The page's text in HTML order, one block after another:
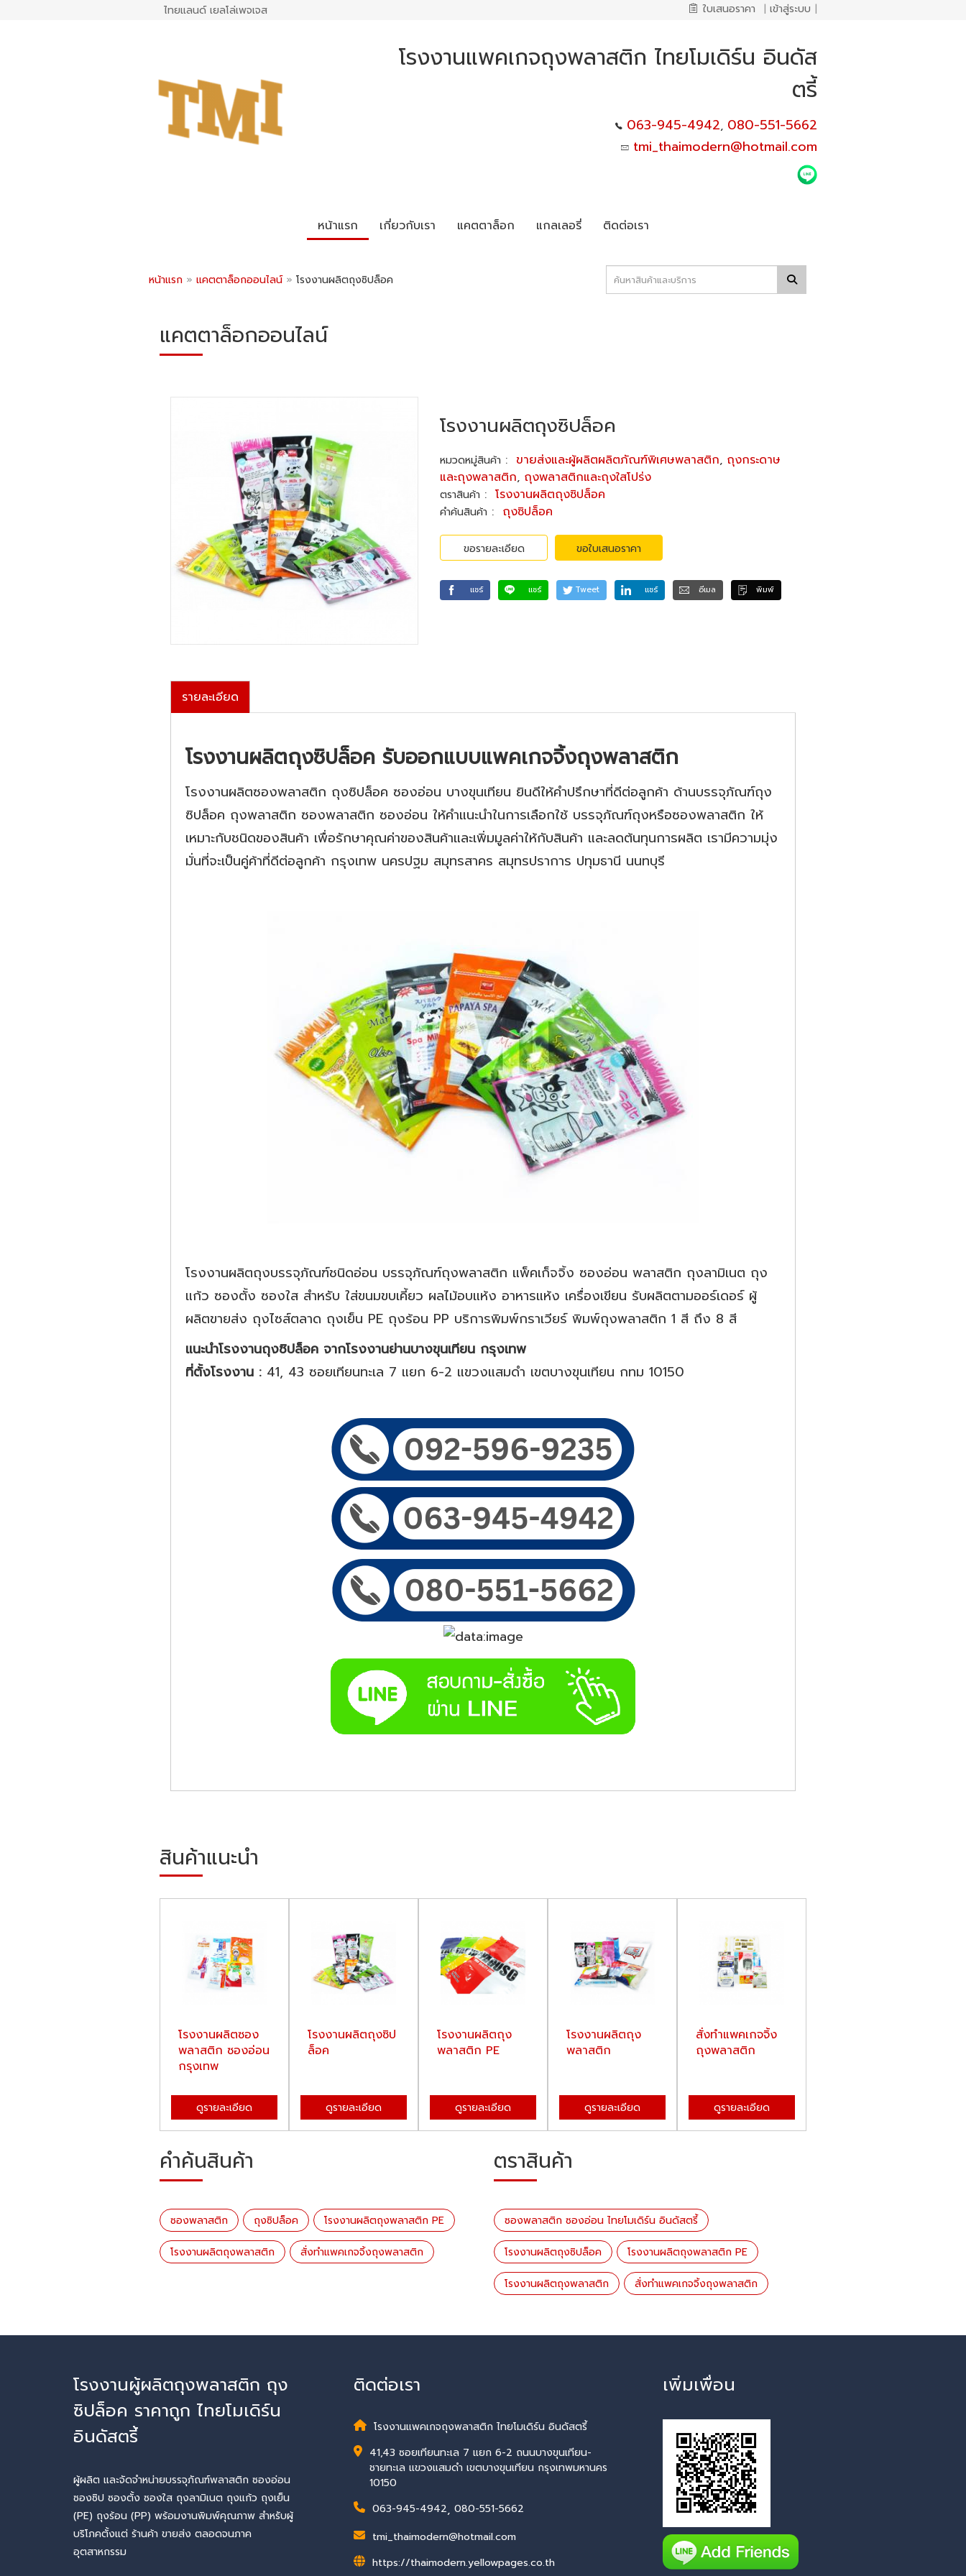
ไทยแลนด์ เยลโล่เพจเจส ใบเสนอราคา | เข้าสู่ระบบ |
โรงงานแพคเกจถุงพลาสติก ไทยโมเดิร์น อินดัส
ตรี้
063-945-4942, 080-551-5662
tmi_thaimodern@hotmail.com
หน้าแรก เกี่ยวกับเรา แคตตาล็อก แกลเลอรี่ ติดต่อเรา
หน้าแรก » แคตตาล็อกออนไลน์ » โรงงานผลิตถุงซิปล็อค
แคตตาล็อกออนไลน์
โรงงานผลิตถุงซิปล็อค
หมวดหมู่สินค้า : ขายส่งและผู้ผลิตผลิตภัณฑ์พิเศษพลาสติก, ถุงกระดาษ
และถุงพลาสติก, ถุงพลาสติกและถุงใสโปร่ง
ตราสินค้า : โรงงานผลิตถุงซิปล็อค
คำค้นสินค้า : ถุงซิปล็อค
ขอรายละเอียด ขอใบเสนอราคา
แชร์ แชร์ Tweet แชร์ อีเมล พิมพ์
รายละเอียด
โรงงานผลิตถุงซิปล็อค รับออกแบบแพคเกจจิ้งถุงพลาสติก
โรงงานผลิตซองพลาสติก ถุงซิปล็อค ซองอ่อน บางขุนเทียน ยินดีให้คำปรึกษาที่ดีต่อลูกค้า ด้านบรรจุภัณฑ์ถุง
ซิปล็อค ถุงพลาสติก ซองพลาสติก ซองอ่อน ให้คำแนะนำในการเลือกใช้ บรรจุภัณฑ์ถุงหรือซองพลาสติก ให้
เหมาะกับชนิดของสินค้า เพื่อรักษาคุณค่าของสินค้าและเพิ่มมูลค่าให้กับสินค้า และลดต้นทุนการผลิต เรามีความมุ่ง
มั่นที่จะเป็นคู่ค้าที่ดีต่อลูกค้า กรุงเทพ นครปฐม สมุทรสาคร สมุทรปราการ ปทุมธานี นนทบุรี
โรงงานผลิตถุงบรรจุภัณฑ์ชนิดอ่อน บรรจุภัณฑ์ถุงพลาสติก แพ็คเก็จจิ้ง ซองอ่อน พลาสติก ถุงลามิเนต ถุง
แก้ว ซองตั้ง ซองใส สำหรับ ใส่ขนมขบเคี้ยว ผลไม้อบแห้ง อาหารแห้ง เครื่องเขียน รับผลิตตามออร์เดอร์ ผู้
ผลิตขายส่ง ถุงไซส์ตลาด ถุงเย็น PE ถุงร้อน PP บริการพิมพ์กราเวียร์ พิมพ์ถุงพลาสติก 1 สี ถึง 8 สี
แนะนำโรงงานถุงซิปล็อค จากโรงงานย่านบางขุนเทียน กรุงเทพ
ที่ตั้งโรงงาน : 41, 43 ซอยเทียนทะเล 7 แยก 6-2 แขวงแสมดำ เขตบางขุนเทียน กทม 10150
สินค้าแนะนำ
โรงงานผลิตซอง
พลาสติก ซองอ่อน
กรุงเทพ
ดูรายละเอียด
โรงงานผลิตถุงซิป
ล็อค
ดูรายละเอียด
โรงงานผลิตถุง
พลาสติก PE
ดูรายละเอียด
โรงงานผลิตถุง
พลาสติก
ดูรายละเอียด
สั่งทำแพคเกจจิ้ง
ถุงพลาสติก
ดูรายละเอียด
คำค้นสินค้า
ซองพลาสติก ถุงซิปล็อค โรงงานผลิตถุงพลาสติก PE
โรงงานผลิตถุงพลาสติก สั่งทำแพคเกจจิ้งถุงพลาสติก
ตราสินค้า
ซองพลาสติก ซองอ่อน ไทยโมเดิร์น อินดัสตรี้
โรงงานผลิตถุงซิปล็อค โรงงานผลิตถุงพลาสติก PE
โรงงานผลิตถุงพลาสติก สั่งทำแพคเกจจิ้งถุงพลาสติก
โรงงานผู้ผลิตถุงพลาสติก ถุง
ซิปล็อค ราคาถูก ไทยโมเดิร์น
อินดัสตรี้
ผู้ผลิต และจัดจำหน่ายบรรจุภัณฑ์พลาสติก ซองอ่อน
ซองซิป ซองตั้ง ซองใส ถุงลามิเนต ถุงแก้ว ถุงเย็น
(PE) ถุงร้อน (PP) พร้อมงานพิมพ์คุณภาพ สำหรับผู้
บริโภคตั้งแต่ ร้านค้า ขายส่ง ตลอดจนภาค
อุตสาหกรรม
ติดต่อเรา
โรงงานแพคเกจถุงพลาสติก ไทยโมเดิร์น อินดัสตรี้
41,43 ซอยเทียนทะเล 7 แยก 6-2 ถนนบางขุนเทียน-
ชายทะเล แขวงแสมดำ เขตบางขุนเทียน กรุงเทพมหานคร
10150
063-945-4942, 080-551-5662
tmi_thaimodern@hotmail.com
https://thaimodern.yellowpages.co.th
เพิ่มเพื่อน